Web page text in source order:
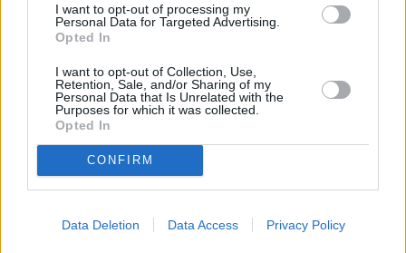
I want to opt-out of processing my
Personal Data for Targeted Advertising.
Opted In
I want to opt-out of Collection, Use,
Retention, Sale, and/or Sharing of my
Personal Data that Is Unrelated with the
Purposes for which it was collected.
Opted In
CONFIRM
Data Deletion Data Access Privacy Policy
O webu parabola.cz O souborech cookies
Dovolená u moře•Bazény